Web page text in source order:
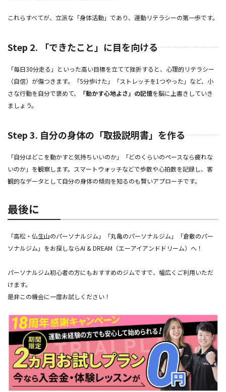
これらすべてが、立派な「身体活動」であり、運動リテラシーの第一歩です。
Step 2. 「できたこと」に目を向ける
「毎日30分走る」といった高い目標を立てて挫折すると、心理的リテラシー
（自信）が傷つきます。「5分歩けた」「ストレッチを1つやった」など、小
さな行動を自分で褒めて、
「動かす心地よさ」の記憶を脳に上書きしていき
ましょう。
Step 3. 自分の身体の「取扱説明書」を作る
「自分はどこを動かすと気持ちいいのか」「どのくらいのペースなら疲れな
いのか」を観察します。スマートウォッチなどで歩数や心拍数を記録し、客
観的なデータとして自分の身体の傾向を知るのも賢いアプローチです。
最後に
「高松・仏生山のパーソナルジム」「丸亀のパーソナルジム」「倉敷のパー
ソナルジム」をお探しならAI & DREAM（エーアイアンドドリーム）へ！
パーソナルジム初心者の方にもおすすめのジムですで、幅広くご利用いただ
けます。
是非この機会に一度お試しください！